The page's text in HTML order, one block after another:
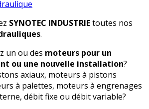
SYNOTEC INDUSTRIEtoutes nos
.
un ou des moteurs pour un
ou une nouvelle installation?
axiaux, moteurs à pistons
à palettes, moteurs à engrenages
débit fixe ou débit variable?